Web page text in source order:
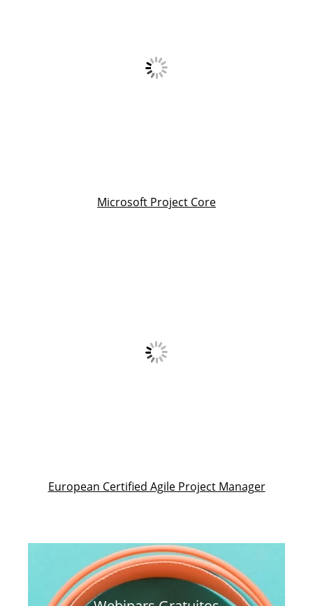
Microsoft Project Core
European Certified Agile Project Manager